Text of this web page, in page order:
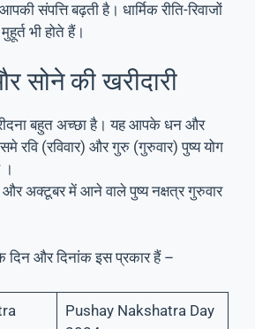
संपत्ति बढ़ती है। धार्मिक रीति-रिवाजों
भी होते हैं।
सोने की खरीदारी
बहुत अच्छा है। यह आपके धन और
रवि (रविवार) और गुरु (गुरुवार) पुष्य योग
।
अक्टूबर में आने वाले पुष्य नक्षत्र गुरुवार
दिन और दिनांक इस प्रकार हैं –
Pushay Nakshatra Day